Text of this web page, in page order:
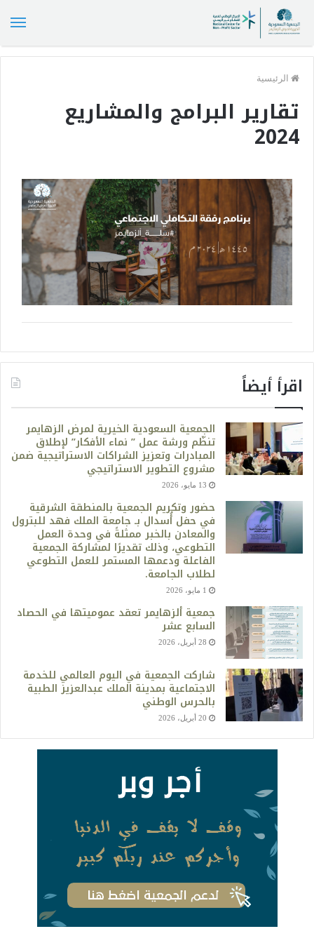
الرئيسية
تقارير البرامج والمشاريع
2024
اقرأ أيضاً
الجمعية السعودية الخيرية لمرض الزهايمر
تنظّم ورشة عمل ” نماء الأفكار” لإطلاق
المبادرات وتعزيز الشراكات الاستراتيجية ضمن
مشروع التطوير الاستراتيجي
13 مايو، 2026
حضور وتكريم الجمعية بالمنطقة الشرقية
في حفل أُسدال بـ جامعة الملك فهد للبترول
والمعادن بالخبر ممثلةً في وحدة العمل
التطوعي، وذلك تقديرًا لمشاركة الجمعية
الفاعلة ودعمها المستمر للعمل التطوعي
لطلاب الجامعة.
1 مايو، 2026
جمعية ألزهايمر تعقد عموميتها في الحصاد
السابع عشر
28 أبريل، 2026
شاركت الجمعية في اليوم العالمي للخدمة
الاجتماعية بمدينة الملك عبدالعزيز الطبية
بالحرس الوطني
20 أبريل، 2026